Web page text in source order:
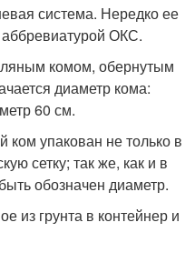
система. Нередко ее
ОКС.
комом, обернутым
диаметр кома:
60 см.
ком упакован не только в
сетку; так же, как и в
обозначен диаметр.
из грунта в контейнер и